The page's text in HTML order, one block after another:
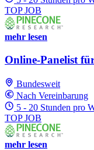
TOP JOB
mehr lesen
Online-Panelist
Bundesweit
Nach Vereinbarung
5 - 20 Stunden pro
TOP JOB
mehr lesen